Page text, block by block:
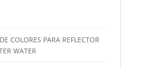
COLORES PARA REFLECTOR
WATER